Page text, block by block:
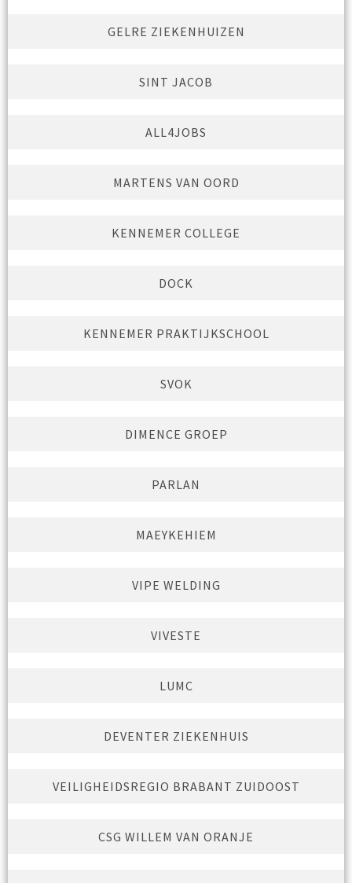
GELRE ZIEKENHUIZEN
SINT JACOB
ALL4JOBS
MARTENS VAN OORD
KENNEMER COLLEGE
DOCK
KENNEMER PRAKTIJKSCHOOL
SVOK
DIMENCE GROEP
PARLAN
MAEYKEHIEM
VIPE WELDING
VIVESTE
LUMC
DEVENTER ZIEKENHUIS
VEILIGHEIDSREGIO BRABANT ZUIDOOST
CSG WILLEM VAN ORANJE